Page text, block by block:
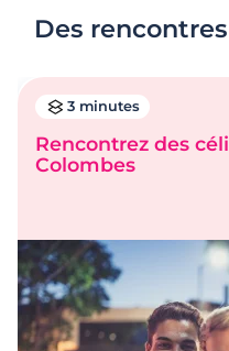
3 minutes
Premier rendez-
manières !
Des
3 minutes
Rencontrez des
Colombes